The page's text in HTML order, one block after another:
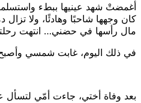
أغمضتْ شهد عينيها ببطء
كان وجهها شاحبًا وهادئًا، ولا
مال رأسها في حضني… انتهت
في ذلك اليوم، غابت شمسي وأصبح
بعد وفاة أختي، جاءت أمّي